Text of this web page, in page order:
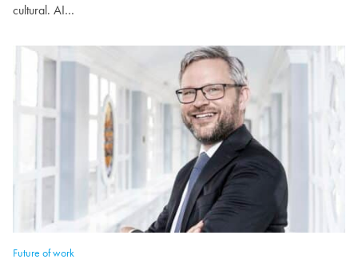
cultural. AI…
Future of work